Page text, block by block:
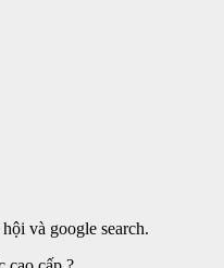
và google search.